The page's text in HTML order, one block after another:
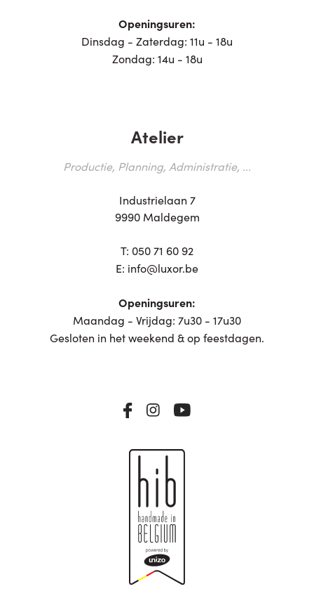
Openingsuren:
Dinsdag - Zaterdag: 11u - 18u
Zondag: 14u - 18u
Atelier
Productie, Planning, Administratie, ...
Industrielaan 7
9990 Maldegem
T: 050 71 60 92
E: info@luxor.be
Openingsuren:
Maandag - Vrijdag: 7u30 - 17u30
Gesloten in het weekend & op feestdagen.